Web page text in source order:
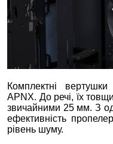
Комплектні
APNX. До речі, їх
звичайними 25 мм. З
ефективність
рівень шуму.